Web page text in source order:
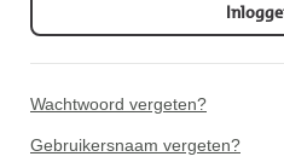
Wachtwoord vergeten?
Gebruikersnaam vergeten?